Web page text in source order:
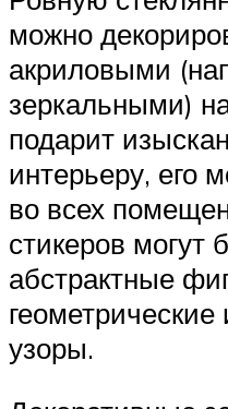
можно
акриловыми
зеркальными)
подарит
интерьеру, его
во всех
стикеров могут
абстрактные
узоры.